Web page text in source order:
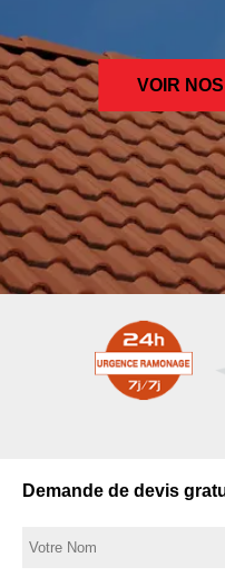
VOIR
Demande de devis